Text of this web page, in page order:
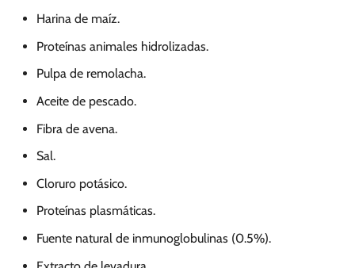
Harina de maíz.
Proteínas animales hidrolizadas.
Pulpa de remolacha.
Aceite de pescado.
Fibra de avena.
Sal.
Cloruro potásico.
Proteínas plasmáticas.
Fuente natural de inmunoglobulinas (0.5%).